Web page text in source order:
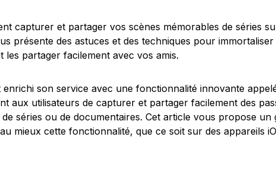
son service avec une fonctionnalité innovante
aux utilisateurs de capturer et partager facilement des
séries ou de documentaires. Cet article vous propose un
mieux cette fonctionnalité, que ce soit sur des appareils